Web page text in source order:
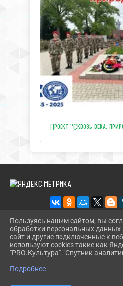
Проект "Сквозь века:
2026 Г.
ВХОД
КАРТА САЙТА
СДЕЛАНО НА KUBCMS
Пользуясь нашим сайтом, вы
обработки персональных данных
сайт и другие подключенные к
используют cookies такие как
"PRO.Культура", "Спутник
Подробнее